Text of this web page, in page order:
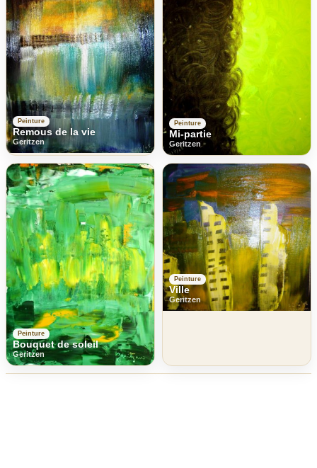
Peinture
Remous de la vie
Geritzen
Peinture
Mi-partie
Geritzen
Peinture
Bouquet de soleil
Geritzen
Peinture
Ville
Geritzen